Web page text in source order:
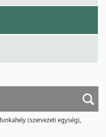
(szervezeti egység),